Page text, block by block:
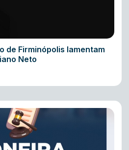
de Firminópolis lamentam
Neto